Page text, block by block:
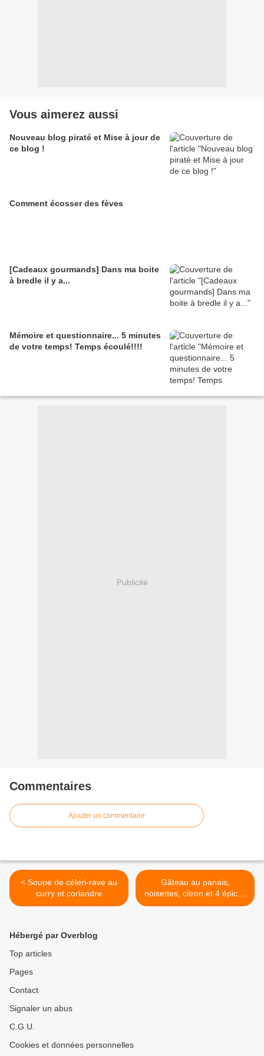
Vous aimerez aussi
Nouveau blog piraté et Mise à jour de
ce blog !
Comment écosser des fèves
[Cadeaux gourmands] Dans ma boite
à bredle il y a...
Mémoire et questionnaire... 5 minutes
de votre temps! Temps écoulé!!!!
Publicité
Commentaires
Ajouter un commentaire
< Soupe de céleri-rave au
curry et coriandre
Gâteau au panais,
noisettes, citron et 4 épices
>
Hébergé par Overblog
Top articles
Pages
Contact
Signaler un abus
C.G.U.
Cookies et données personnelles